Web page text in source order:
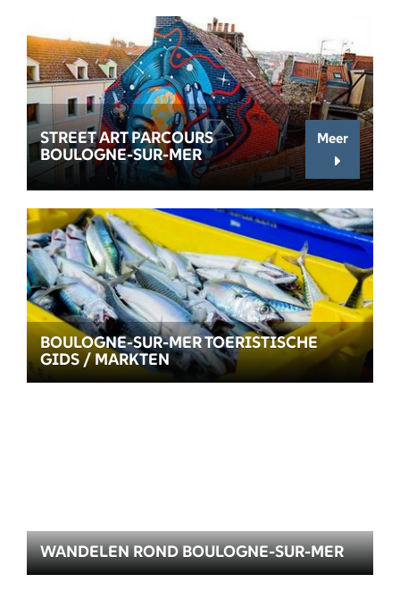
STREET ART PARCOURS
BOULOGNE-SUR-MER
Meer
BOULOGNE-SUR-MER TOERISTISCHE
GIDS / MARKTEN
WANDELEN ROND BOULOGNE-SUR-MER